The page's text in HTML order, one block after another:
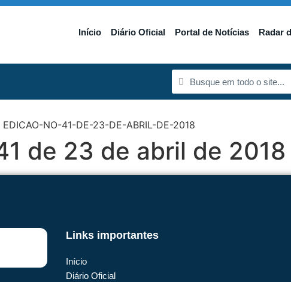
Início Diário Oficial Portal de Notícias Radar
EDICAO-NO-41-DE-23-DE-ABRIL-DE-2018
de 23 de abril de 2018
Links importantes
Início
Diário Oficial